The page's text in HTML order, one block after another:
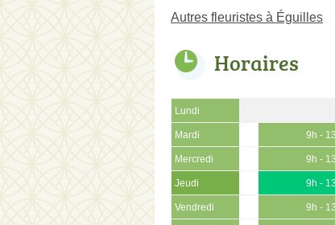
Autres fleuristes à Éguilles
Horaires
Lundi
Mardi 9h -
Mercredi 9h -
Jeudi 9h -
Vendredi 9h -